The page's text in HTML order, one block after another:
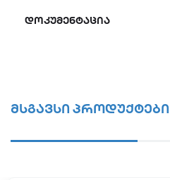
დოკუმენტაცია
მსგავსი პროდუქტები